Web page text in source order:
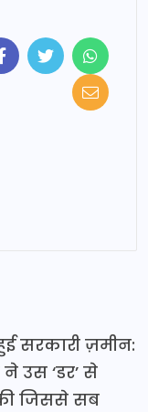
सरकारी ज़मीन:
उस ‘डर’ से
जिससे सब